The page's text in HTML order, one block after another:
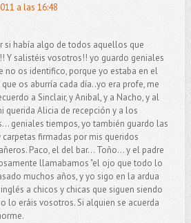
a las 16:48
si había algo de todos aquellos que
Y salistéis vosotros!! yo guardo geniales
no os identifico, porque yo estaba en el
os aburría cada día..yo era profe, me
a Sinclair, y Anibal, y a Nacho, y al
querida Alicia de recepción y a los
geniales tiempos, yo también guardo las
carpetas firmadas por mis queridos
Paco, el del bar... Toño... y el padre
llamabamos "el ojo que todo lo
muchos años, y yo sigo en la ardua
a chicos y chicas que siguen siendo
lo eráis vosotros. Si alquien se acuerda